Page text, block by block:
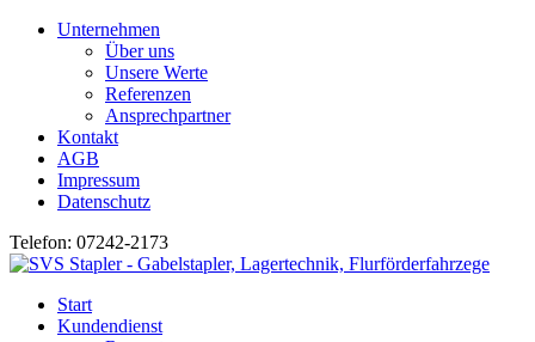
Unternehmen
Über uns
Unsere Werte
Referenzen
Ansprechpartner
Kontakt
AGB
Impressum
Datenschutz
Telefon: 07242-2173
Start
Kundendienst